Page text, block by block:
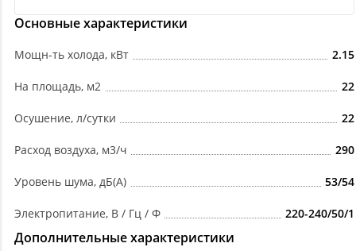
Основные характеристики
Мощн-ть холода, кВт 2.15
На площадь, м2 22
Осушение, л/сутки 22
Расход воздуха, м3/ч 290
Уровень шума, дБ(А) 53/54
Электропитание, В / Гц / Ф 220-240/50/1
Дополнительные характеристики